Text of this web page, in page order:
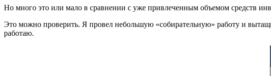
Но много это или мало в сравнении с уже привлеченным объемом средств
Это можно проверить. Я провел небольшую «собирательную» работу и
работаю.